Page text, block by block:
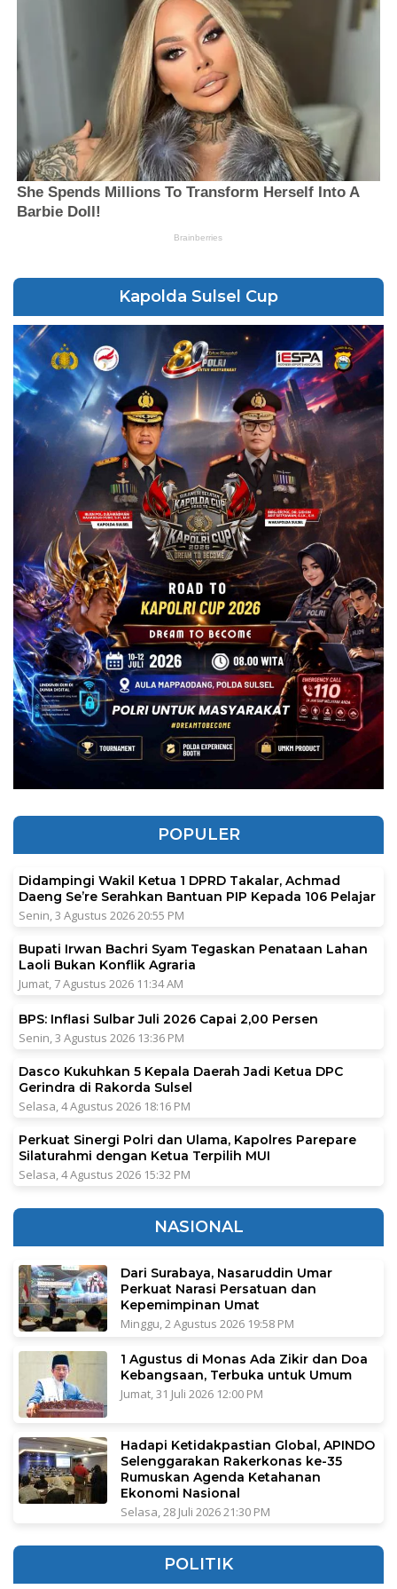
Kapolda Sulsel Cup
POPULER
Didampingi Wakil Ketua 1 DPRD Takalar, Achmad
Daeng Se’re Serahkan Bantuan PIP Kepada 106 Pelajar
Senin, 3 Agustus 2026 20:55 PM
Bupati Irwan Bachri Syam Tegaskan Penataan Lahan
Laoli Bukan Konflik Agraria
Jumat, 7 Agustus 2026 11:34 AM
BPS: Inflasi Sulbar Juli 2026 Capai 2,00 Persen
Senin, 3 Agustus 2026 13:36 PM
Dasco Kukuhkan 5 Kepala Daerah Jadi Ketua DPC
Gerindra di Rakorda Sulsel
Selasa, 4 Agustus 2026 18:16 PM
Perkuat Sinergi Polri dan Ulama, Kapolres Parepare
Silaturahmi dengan Ketua Terpilih MUI
Selasa, 4 Agustus 2026 15:32 PM
NASIONAL
Dari Surabaya, Nasaruddin Umar
Perkuat Narasi Persatuan dan
Kepemimpinan Umat
Minggu, 2 Agustus 2026 19:58 PM
1 Agustus di Monas Ada Zikir dan Doa
Kebangsaan, Terbuka untuk Umum
Jumat, 31 Juli 2026 12:00 PM
Hadapi Ketidakpastian Global, APINDO
Selenggarakan Rakerkonas ke-35
Rumuskan Agenda Ketahanan
Ekonomi Nasional
Selasa, 28 Juli 2026 21:30 PM
POLITIK